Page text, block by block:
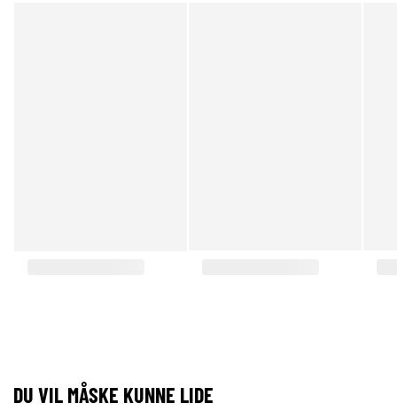
DU VIL MÅSKE KUNNE LIDE